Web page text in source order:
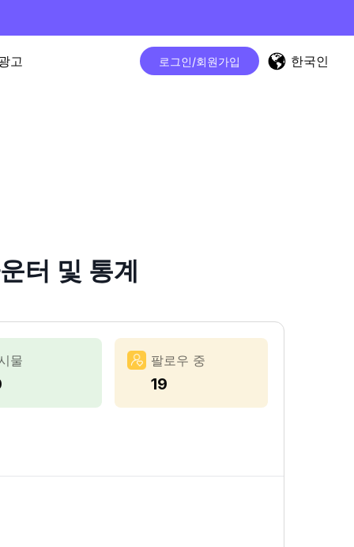
고 로그인/회원가입 한국인
터 및 통계
물 팔로우 중
19